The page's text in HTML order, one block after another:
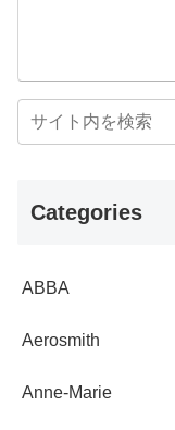
Categories
ABBA
Aerosmith
Anne-Marie